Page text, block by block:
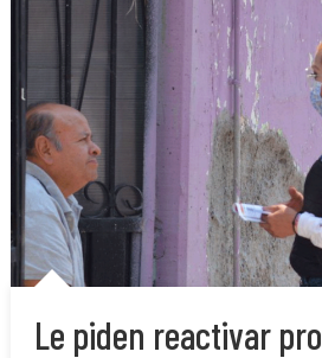
Le piden reactivar